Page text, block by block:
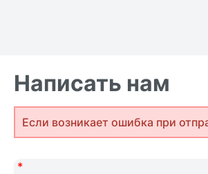
Написать нам
Если возникает ошибка при